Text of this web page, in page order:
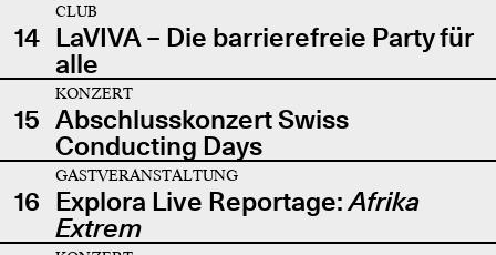
14
CLUB
LaVIVA – Die barrierefreie Party für
alle
15
KONZERT
Abschlusskonzert Swiss
Conducting Days
16
GASTVERANSTALTUNG
Explora Live Reportage:Afrika
Extrem